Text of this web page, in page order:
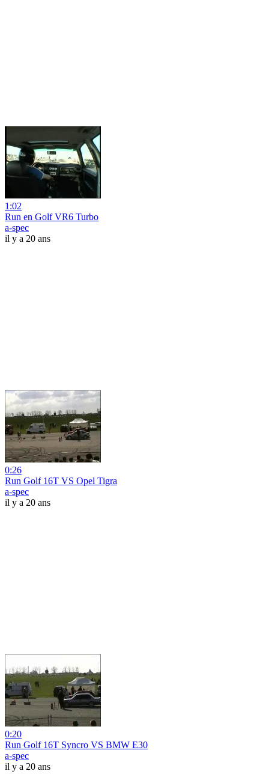
1:02
Run en Golf VR6 Turbo
a-spec
il y a 20 ans
0:26
Run Golf 16T VS Opel Tigra
a-spec
il y a 20 ans
0:20
Run Golf 16T Syncro VS BMW E30
a-spec
il y a 20 ans